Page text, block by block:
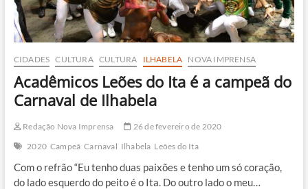
CIDADES CULTURA CULTURA ILHABELA NOVA IMPRENSA
Acadêmicos Leões do Ita é a campeã do
Carnaval de Ilhabela
Redação Nova Imprensa
26 de fevereiro de 2020
2020 Campeã Carnaval Ilhabela Leões do Ita
Com o refrão “Eu tenho duas paixões e tenho um só coração,
do lado esquerdo do peito é o Ita. Do outro lado o meu…